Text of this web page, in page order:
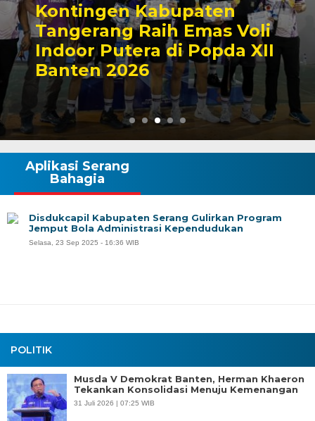
Kontingen Kabupaten
Tangerang Raih Emas Voli
Indoor Putera di Popda XII
Banten 2026
POLITIK
Musda V Demokrat Banten, Herman Khaeron
Tekankan Konsolidasi Menuju Kemenangan
31 Juli 2026 | 07:25 WIB
Aplikasi Serang
Bahagia
Disdukcapil Kabupaten Serang Gulirkan Program
Jemput Bola Administrasi Kependudukan
Selasa, 23 Sep 2025 - 16:36 WIB